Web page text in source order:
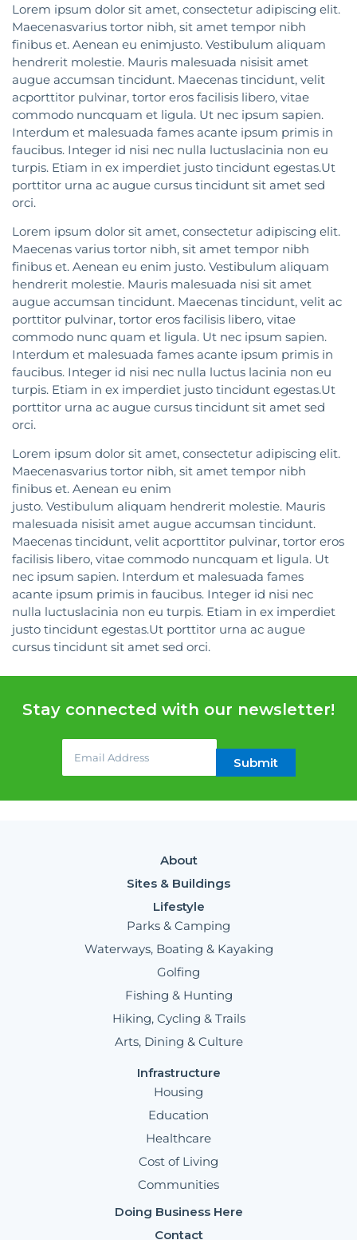
Lorem ipsum dolor sit amet, consectetur adipiscing elit.
Maecenasvarius tortor nibh, sit amet tempor nibh
finibus et. Aenean eu enimjusto. Vestibulum aliquam
hendrerit molestie. Mauris malesuada nisisit amet
augue accumsan tincidunt. Maecenas tincidunt, velit
acporttitor pulvinar, tortor eros facilisis libero, vitae
commodo nuncquam et ligula. Ut nec ipsum sapien.
Interdum et malesuada fames acante ipsum primis in
faucibus. Integer id nisi nec nulla luctuslacinia non eu
turpis. Etiam in ex imperdiet justo tincidunt egestas.Ut
porttitor urna ac augue cursus tincidunt sit amet sed
orci.
Lorem ipsum dolor sit amet, consectetur adipiscing elit.
Maecenas varius tortor nibh, sit amet tempor nibh
finibus et. Aenean eu enim justo. Vestibulum aliquam
hendrerit molestie. Mauris malesuada nisi sit amet
augue accumsan tincidunt. Maecenas tincidunt, velit ac
porttitor pulvinar, tortor eros facilisis libero, vitae
commodo nunc quam et ligula. Ut nec ipsum sapien.
Interdum et malesuada fames acante ipsum primis in
faucibus. Integer id nisi nec nulla luctus lacinia non eu
turpis. Etiam in ex imperdiet justo tincidunt egestas.Ut
porttitor urna ac augue cursus tincidunt sit amet sed
orci.
Lorem ipsum dolor sit amet, consectetur adipiscing elit.
Maecenasvarius tortor nibh, sit amet tempor nibh
finibus et. Aenean eu enim
justo. Vestibulum aliquam hendrerit molestie. Mauris
malesuada nisisit amet augue accumsan tincidunt.
Maecenas tincidunt, velit acporttitor pulvinar, tortor eros
facilisis libero, vitae commodo nuncquam et ligula. Ut
nec ipsum sapien. Interdum et malesuada fames
acante ipsum primis in faucibus. Integer id nisi nec
nulla luctuslacinia non eu turpis. Etiam in ex imperdiet
justo tincidunt egestas.Ut porttitor urna ac augue
cursus tincidunt sit amet sed orci.
Stay connected with our newsletter!
Email (required)
Submit
About
Sites & Buildings
Lifestyle
Parks & Camping
Waterways, Boating & Kayaking
Golfing
Fishing & Hunting
Hiking, Cycling & Trails
Arts, Dining & Culture
Infrastructure
Housing
Education
Healthcare
Cost of Living
Communities
Doing Business Here
Contact